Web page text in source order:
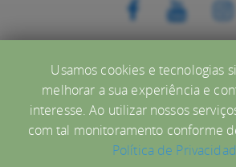
CONHEÇA
Ajuda
Usamos cookies e tecnologias
melhorar a sua experiência e
interesse. Ao utilizar nossos
com tal monitoramento conforme
Política de